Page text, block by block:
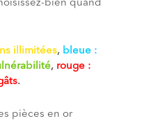
bien quand
illimitées, bleue :
, rouge :
.
pièces en or